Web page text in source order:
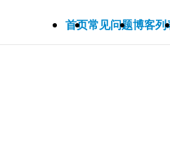
首页常见问题博客列